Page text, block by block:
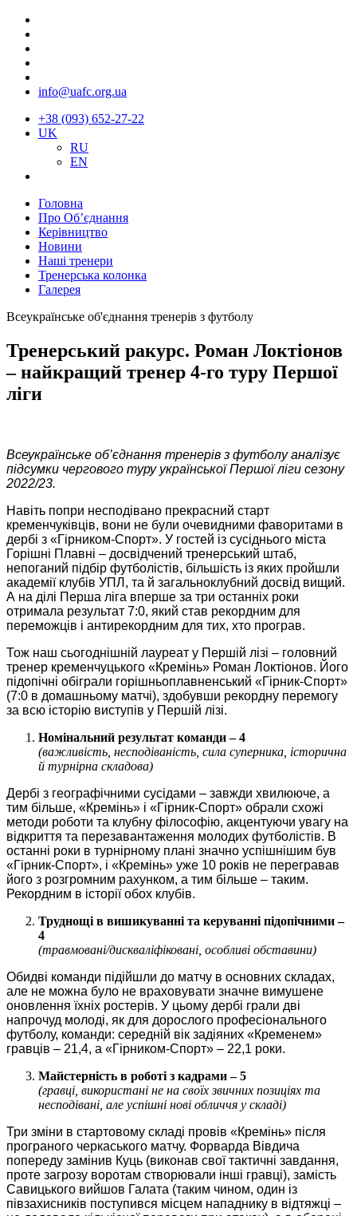
info@uafc.org.ua
+38 (093) 652-27-22
UK
RU
EN
Головна
Про Об’єднання
Керівництво
Новини
Наші тренери
Тренерська колонка
Галерея
Всеукраїнське об'єднання тренерів з футболу
Тренерський ракурс. Роман Локтіонов
– найкращий тренер 4-го туру Першої
ліги
Всеукраїнське об’єднання тренерів з футболу аналізує
підсумки чергового туру української Першої ліги сезону
2022/23.
Навіть попри несподівано прекрасний старт
кременчуківців, вони не були очевидними фаворитами в
дербі з «Гірником-Спорт». У гостей із сусіднього міста
Горішні Плавні – досвідчений тренерський штаб,
непоганий підбір футболістів, більшість із яких пройшли
академії клубів УПЛ, та й загальноклубний досвід вищий.
А на ділі Перша ліга вперше за три останніх роки
отримала результат 7:0, який став рекордним для
переможців і антирекордним для тих, хто програв.
Тож наш сьогоднішній лауреат у Першій лізі – головний
тренер кременчуцького «Кремінь» Роман Локтіонов. Його
підопічні обіграли горішньоплавненський «Гірник-Спорт»
(7:0 в домашньому матчі), здобувши рекордну перемогу
за всю історію виступів у Першій лізі.
Номінальний результат команди – 4
(важливість, несподіваність, сила суперника, історична
й турнірна складова)
Дербі з географічними сусідами – завжди хвилююче, а
тим більше, «Кремінь» і «Гірник-Спорт» обрали схожі
методи роботи та клубну філософію, акцентуючи увагу на
відкриття та перезавантаження молодих футболістів. В
останні роки в турнірному плані значно успішнішим був
«Гірник-Спорт», і «Кремінь» уже 10 років не перегравав
його з розгромним рахунком, а тим більше – таким.
Рекордним в історії обох клубів.
Труднощі в вишикуванні та керуванні підопічними –
4
(травмовані/дискваліфіковані, особливі обставини)
Обидві команди підійшли до матчу в основних складах,
але не можна було не враховувати значне вимушене
оновлення їхніх ростерів. У цьому дербі грали дві
напрочуд молоді, як для дорослого професіонального
футболу, команди: середній вік задіяних «Кременем»
гравців – 21,4, а «Гірником-Спорт» ‒ 22,1 роки.
Майстерність в роботі з кадрами – 5
(гравці, використані не на своїх звичних позиціях та
несподівані, але успішні нові обличчя у складі)
Три зміни в стартовому складі провів «Кремінь» після
програного черкаського матчу. Форварда Вівдича
попереду замінив Куць (виконав свої тактичні завдання,
проте загрозу воротам створювали інші гравці), замість
Савицького вийшов Галата (таким чином, один із
півзахисників поступився місцем нападнику в відтяжці –